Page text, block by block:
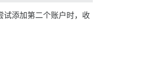
试添加第二个账户时，收